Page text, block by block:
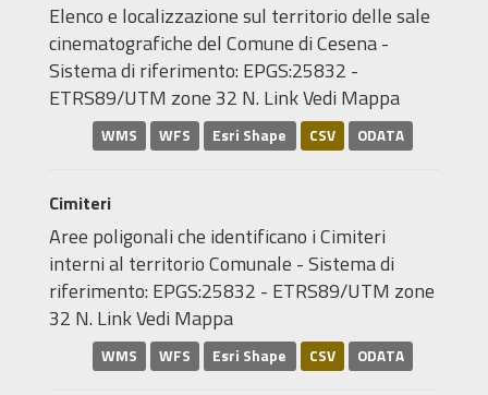
Elenco e localizzazione sul territorio delle sale
cinematografiche del Comune di Cesena -
Sistema di riferimento: EPGS:25832 -
ETRS89/UTM zone 32 N. Link Vedi Mappa
WMS WFS Esri Shape CSV ODATA
Cimiteri
Aree poligonali che identificano i Cimiteri
interni al territorio Comunale - Sistema di
riferimento: EPGS:25832 - ETRS89/UTM zone
32 N. Link Vedi Mappa
WMS WFS Esri Shape CSV ODATA